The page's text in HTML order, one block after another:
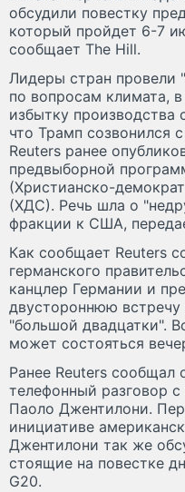
обсудили повестку
который пройдет 6-7
сообщает The Hill.
Лидеры стран провели
по вопросам климата,
избытку производства
что Трамп созвонился
Reuters ранее
предвыборной
(Христианско-
(ХДС). Речь шла о
фракции к США,
Как сообщает Reuters
германского
канцлер Германии и
двустороннюю
"большой двадцатки".
может состояться
Ранее Reuters сообщал
телефонный разговор
Паоло Джентилони.
инициативе
Джентилони так же
стоящие на повестке
G20.